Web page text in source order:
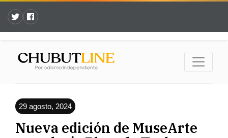
29 agosto, 2024
Nueva edición de MuseArte